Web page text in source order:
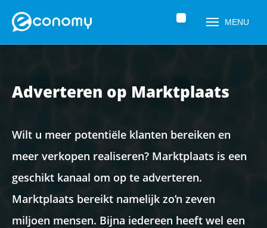
MENU
Home » Social media marketing uitbesteden
Adverteren op
Marktplaats
Adverteren op Marktplaats
Wilt u meer potentiële klanten bereiken en
meer verkopen realiseren? Marktplaats is een
geschikt kanaal om op te adverteren.
Marktplaats bereikt namelijk zo’n zeven
miljoen mensen. Bijna iedereen heeft wel een